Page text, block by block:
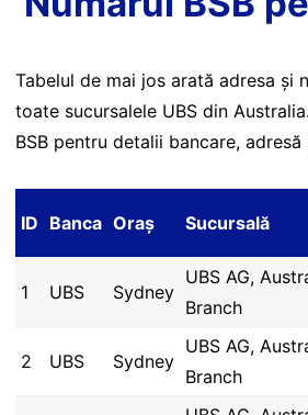
Tabelul de mai jos arată adresa și
toate sucursalele UBS din
BSB pentru detalii bancare, adresă
ID Banca Oraș Sucursală
1 UBS Sydney
UBS AG,
Branch
2 UBS Sydney
UBS AG,
Branch